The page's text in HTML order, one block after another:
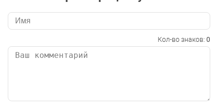
Кол-во знаков: 0